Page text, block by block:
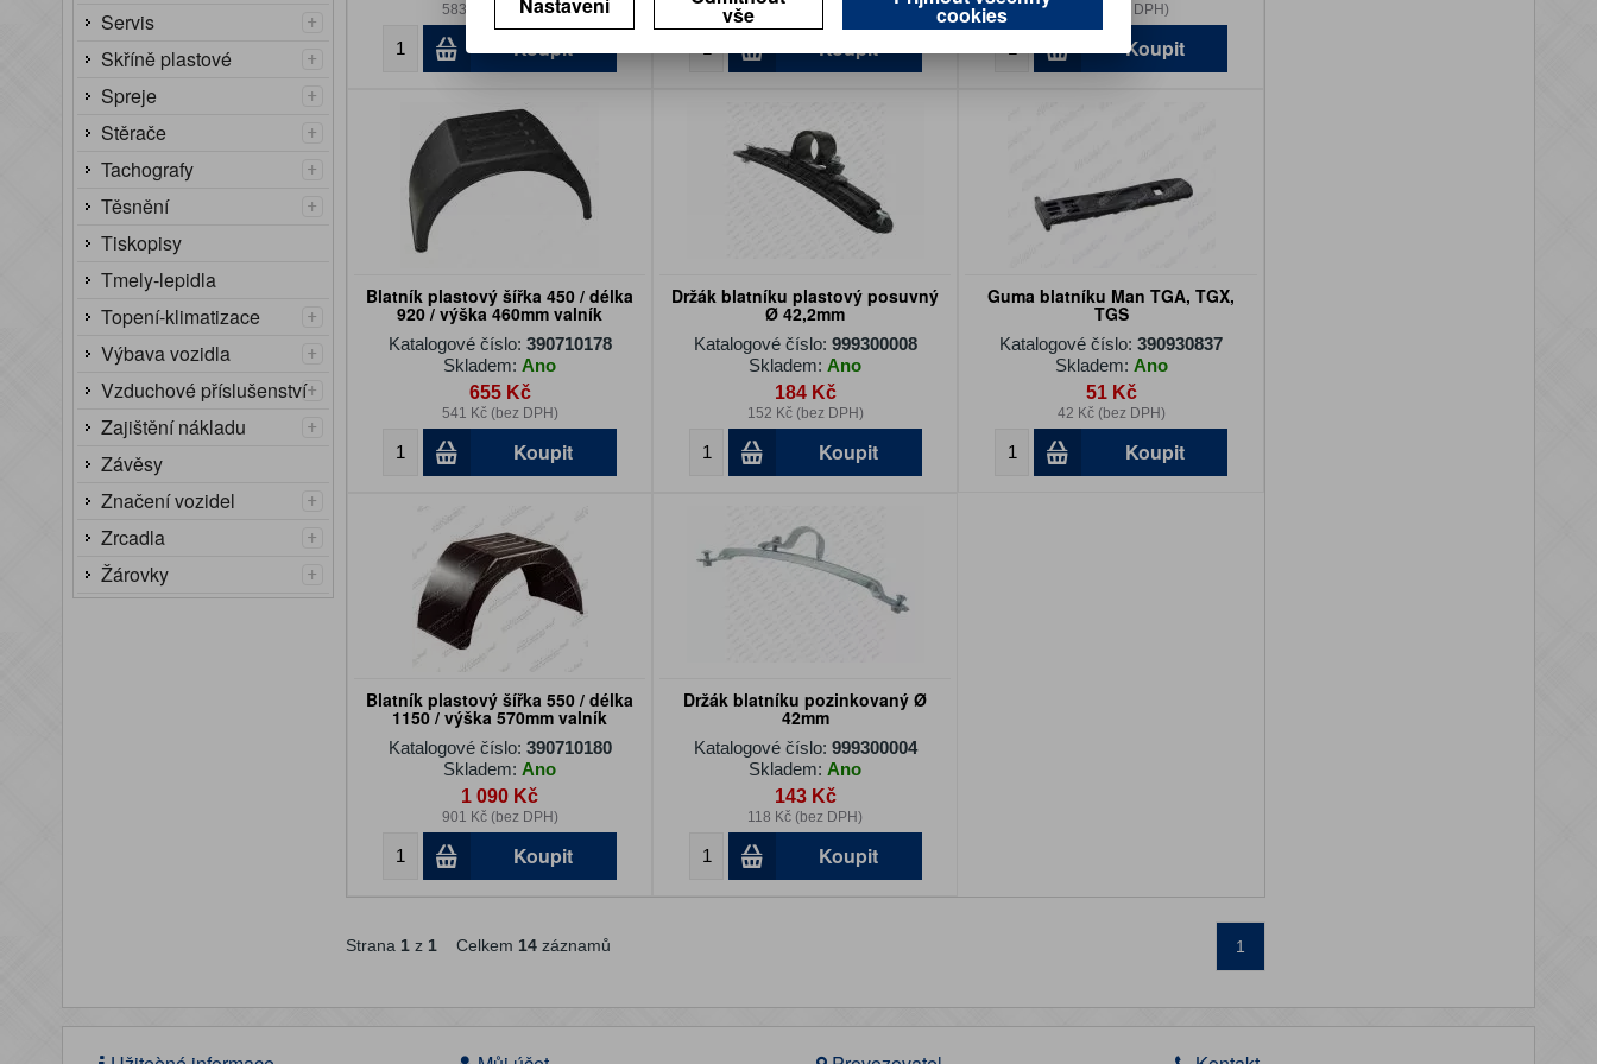
Servis
+
Skříně plastové
+
Spreje
+
Stěrače
+
Tachografy
+
Těsnění
+
Tiskopisy
Tmely-lepidla
Topení-klimatizace
+
Výbava vozidla
+
Vzduchové příslušenství+
Zajištění nákladu
+
Závěsy
Značení vozidel
+
Zrcadla
+
Žárovky
+
583 Kč (bez DPH)
Koupit
169 Kč (bez DPH)
Koupit
573 Kč (bez DPH)
Koupit
Blatník plastový šířka 450 / délka
920 / výška 460mm valník
Katalogové číslo: 390710178
Skladem: Ano
655 Kč
541 Kč (bez DPH)
Koupit
Držák blatníku plastový posuvný
Ø 42,2mm
Katalogové číslo: 999300008
Skladem: Ano
184 Kč
152 Kč (bez DPH)
Koupit
Guma blatníku Man TGA, TGX,
TGS
Katalogové číslo:390930837
Skladem: Ano
51 Kč
42 Kč (bez DPH)
Koupit
Blatník plastový šířka 550 / délka
1150 / výška 570mm valník
Katalogové číslo: 390710180
Skladem: Ano
1 090 Kč
901 Kč (bez DPH)
Koupit
Držák blatníku pozinkovaný Ø
42mm
Katalogové číslo: 999300004
Skladem: Ano
143 Kč
118 Kč (bez DPH)
Koupit
Strana 1z 1Celkem 14záznamů 1
vše cookies